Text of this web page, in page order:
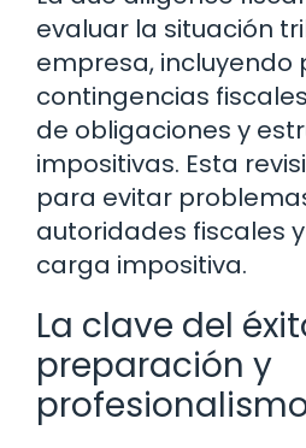
evaluar la situación
empresa, incluyendo
contingencias
de obligaciones y
impositivas. Esta
para evitar
autoridades fiscales
carga impositiva.
La clave del
preparación y